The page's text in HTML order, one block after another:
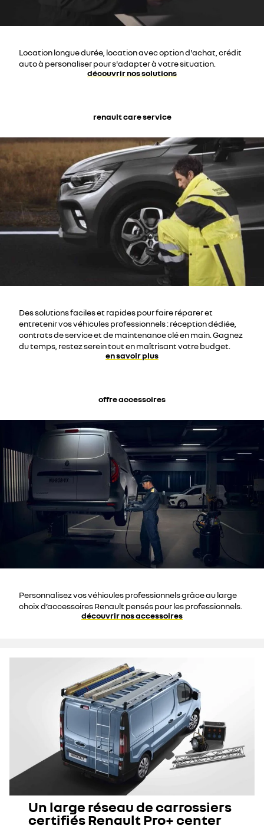
Location longue durée, location avec option d'achat, crédit
auto à personaliser pour s'adapter à votre situation.
découvrir nos solutions
renault care service
Des solutions faciles et rapides pour faire réparer et
entretenir vos véhicules professionnels : réception dédiée,
contrats de service et de maintenance clé en main. Gagnez
du temps, restez serein tout en maîtrisant votre budget.
en savoir plus
offre accessoires
Personnalisez vos véhicules professionnels grâce au large
choix d’accessoires Renault pensés pour les professionnels.
découvrir nos accessoires
Un large réseau de carrossiers
certifiés Renault Pro+ center